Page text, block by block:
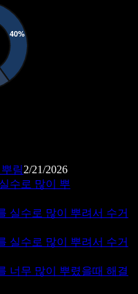
림2/21/2026
수로 많이 뿌
실수로 많이 뿌려서 수거
실수로 많이 뿌려서 수거
너무 많이 뿌렸을때 해결